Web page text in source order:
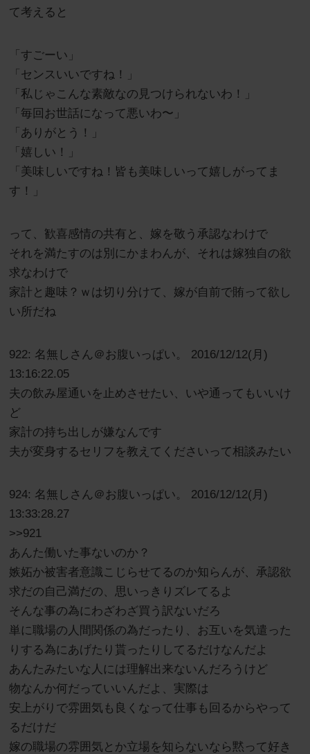
て考えると
「すごーい」
「センスいいですね！」
「私じゃこんな素敵なの見つけられないわ！」
「毎回お世話になって悪いわ〜」
「ありがとう！」
「嬉しい！」
「美味しいですね！皆も美味しいって嬉しがってま
す！」
って、歓喜感情の共有と、嫁を敬う承認なわけで
それを満たすのは別にかまわんが、それは嫁独自の欲
求なわけで
家計と趣味？ｗは切り分けて、嫁が自前で賄って欲し
い所だね
922: 名無しさん＠お腹いっぱい。 2016/12/12(月)
13:16:22.05
夫の飲み屋通いを止めさせたい、いや通ってもいいけ
ど
家計の持ち出しが嫌なんです
夫が変身するセリフを教えてくださいって相談みたい
924: 名無しさん＠お腹いっぱい。 2016/12/12(月)
13:33:28.27
>>921
あんた働いた事ないのか？
嫉妬か被害者意識こじらせてるのか知らんが、承認欲
求だの自己満だの、思いっきりズレてるよ
そんな事の為にわざわざ買う訳ないだろ
単に職場の人間関係の為だったり、お互いを気遣った
りする為にあげたり貰ったりしてるだけなんだよ
あんたみたいな人には理解出来ないんだろうけど
物なんか何だっていいんだよ、実際は
安上がりで雰囲気も良くなって仕事も回るからやって
るだけだ
嫁の職場の雰囲気とか立場を知らないなら黙って好き